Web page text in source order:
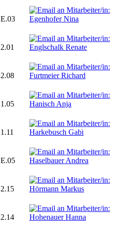
E.03
2.01
2.08
1.05
1.11
E.05
2.15
2.14